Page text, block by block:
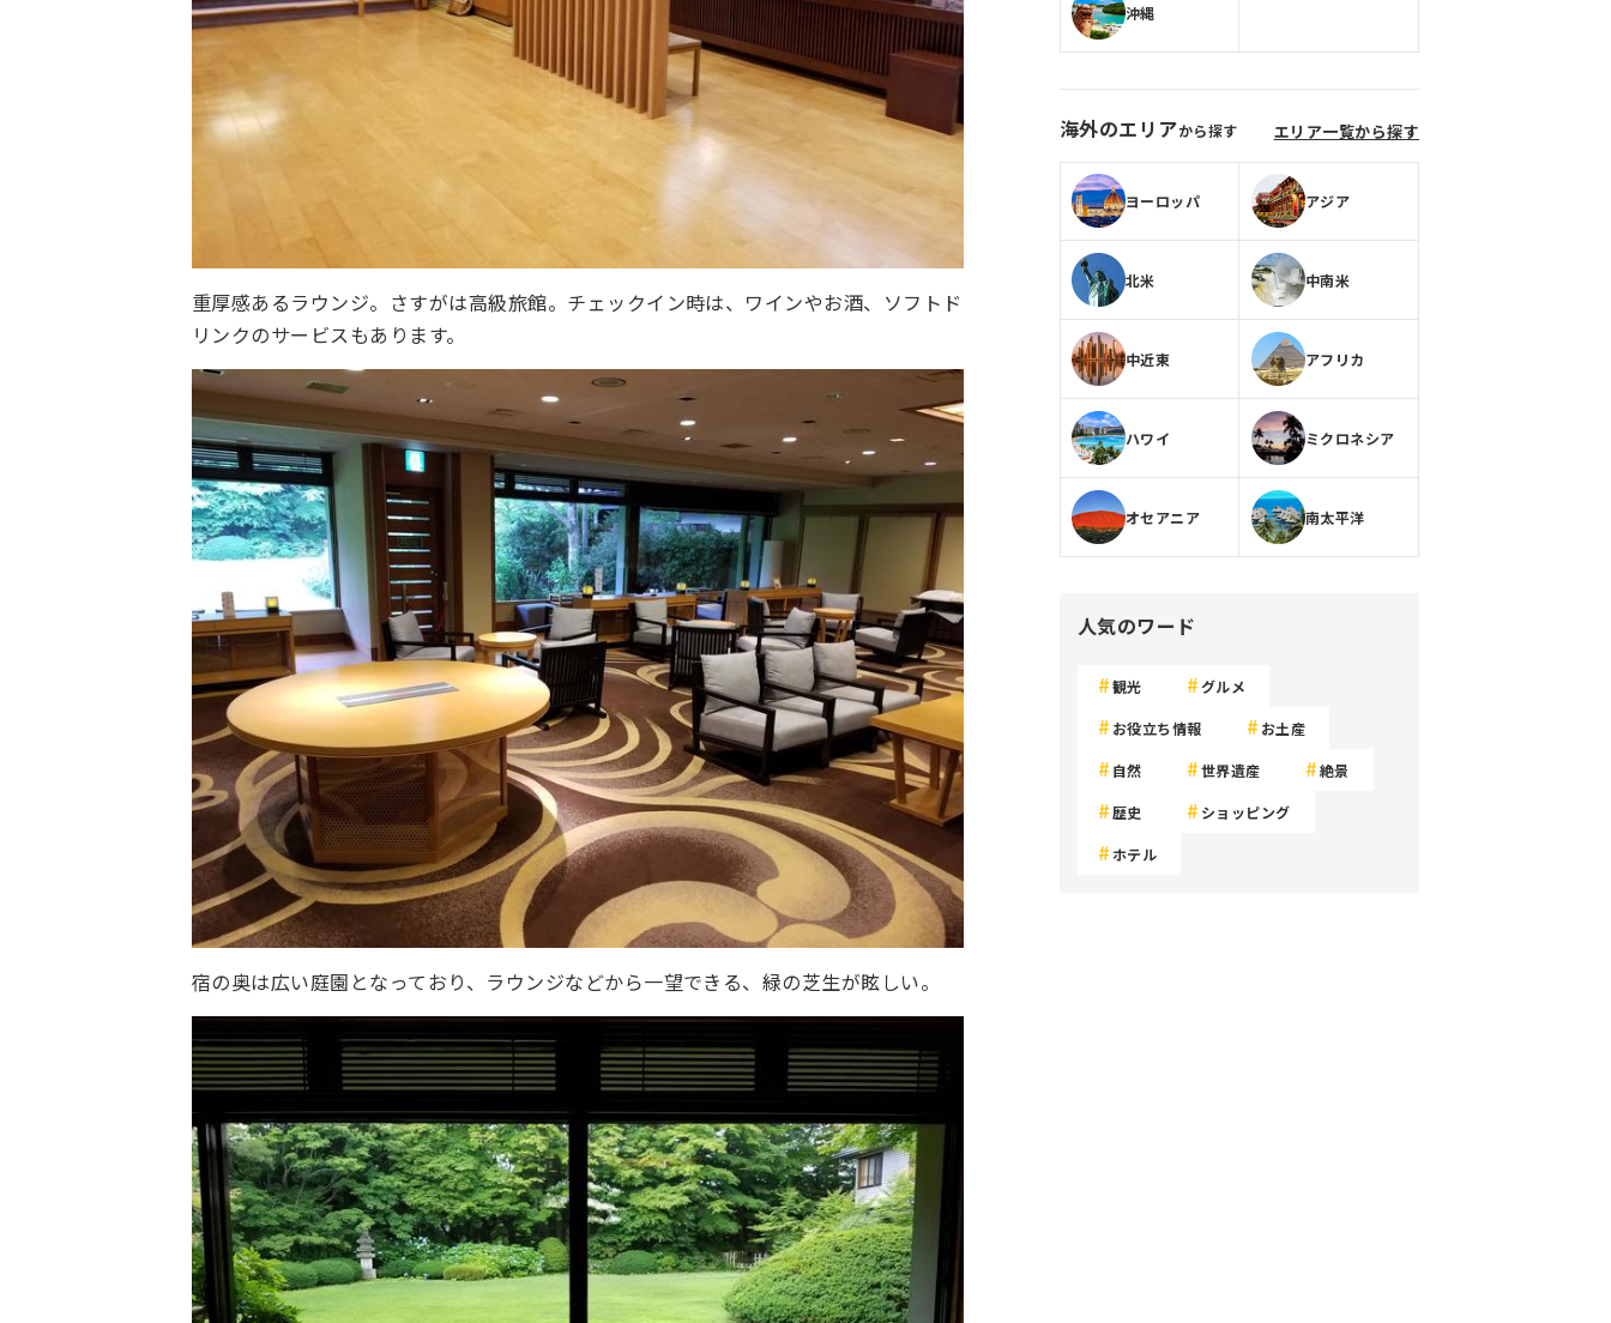
重厚感あるラウンジ。さすがは高級旅館。チェックイン時は、ワインやお酒、ソフトド
リンクのサービスもあります。
宿の奥は広い庭園となっており、ラウンジなどから一望できる、緑の芝生が眩しい。
沖縄
海外のエリアから探す エリア一覧から探す
ヨーロッパ アジア
北米 中南米
中近東 アフリカ
ハワイ ミクロネシア
オセアニア 南太平洋
人気のワード
観光 グルメ
お役立ち情報 お土産
自然 世界遺産 絶景
歴史 ショッピング
ホテル